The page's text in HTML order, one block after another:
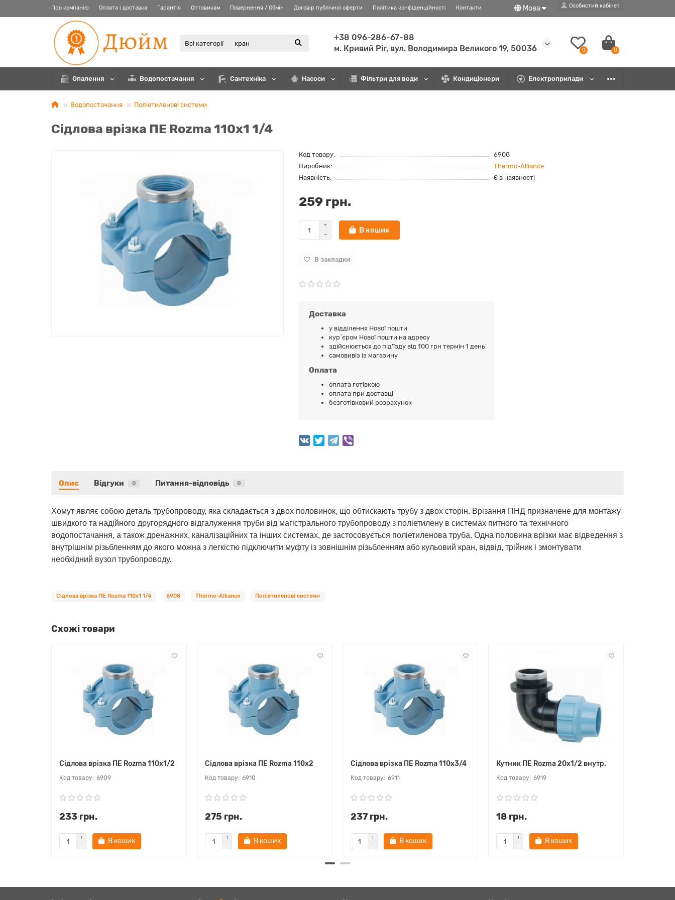
Про компанію Оплата і доставка Гарантія Оптовикам Повернення / Обмін Договір публічної оферти Політика конфіденційності Контакти Мова Особистий кабінет
Всі категорії
+38 096-286-67-88
м. Кривий Ріг, вул. Володимира Великого 19, 50036
0 0
Опалення Водопостачання Сантехніка Насоси Фільтри для води Кондиціонери Електроприлади
Водопостачання Поліетиленові системи
Сідлова врізка ПЕ Rozma 110х1 1/4
Код товару:
6908
Виробник:
Thermo-Alliance
Наявність:
Є в наявності
259 грн.
В кошик
В закладки
Доставка
у відділення Нової пошти
кур`єром Нової пошти на адресу
здійснюється до під'їзду від 100 грн термін 1 день
самовивіз із магазину
Оплата
оплата готівкою
оплата при доставці
безготівковий розрахунок
Опис Відгуки 0 Питання-відповідь 0
Хомут являє собою деталь трубопроводу, яка складається з двох половинок, що обтискають трубу з двох сторін. Врізання ПНД призначене для монтажу
швидкого та надійного другорядного відгалуження труби від магістрального трубопроводу з поліетилену в системах питного та технічного
водопостачання, а також дренажних, каналізаційних та інших системах, де застосовується поліетиленова труба. Одна половина врізки має відведення з
внутрішнім різьбленням до якого можна з легкістю підключити муфту із зовнішнім різьбленням або кульовий кран, відвід, трійник і змонтувати
необхідний вузол трубопроводу.
Сідлова врізка ПЕ Rozma 110х1 1/4 6908 Thermo-Alliance Поліетиленові системи
Схожі товари
Сідлова врізка ПЕ Rozma 110х1/2
6909
233 грн.
В кошик
Сідлова врізка ПЕ Rozma 110х2
6910
275 грн.
В кошик
Сідлова врізка ПЕ Rozma 110х3/4
6911
237 грн.
В кошик
Кутник ПЕ Rozma 20х1/2 внутр.
6919
18 грн.
В кошик